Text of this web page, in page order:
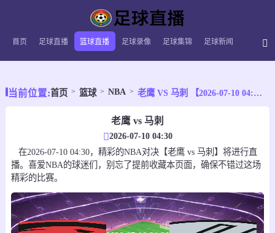
首页 足球直播 篮球直播 足球录像 足球集锦 足球新闻
当前位置:首页 篮球 NBA 老鹰 VS 马刺 【2026-07-10 04:30:00】
老鹰 vs 马刺
2026-07-10 04:30
在2026-07-10 04:30，精彩的NBA对决【老鹰 vs 马刺】将进行直
播。喜爱NBA的球迷们，别忘了提前收藏本页面，确保不错过这场
精彩的比赛。